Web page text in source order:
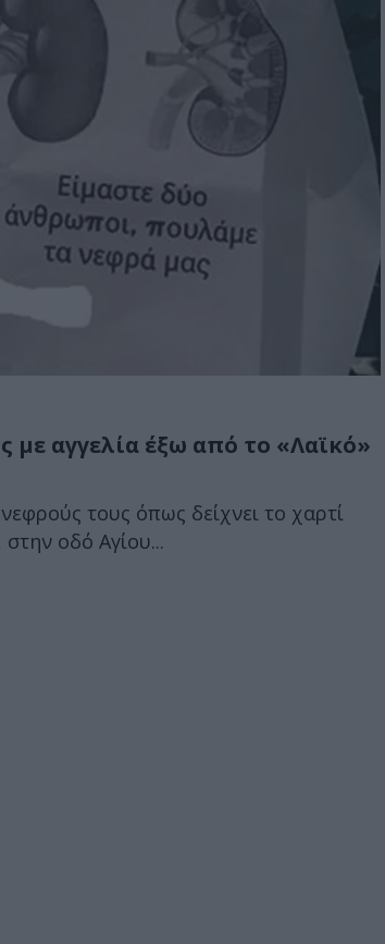
με αγγελία έξω από το «Λαϊκό»
τους όπως δείχνει το χαρτί
οδό Αγίου...